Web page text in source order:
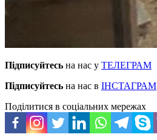
Підписуйтесь на нас у ТЕЛЕГРАМ
Підписуйтесь на нас в ІНСТАГРАМ
Поділитися в соціальних мережах